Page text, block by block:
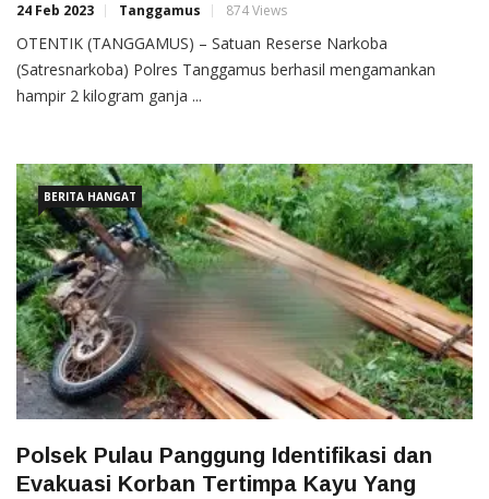
24 Feb 2023 Tanggamus 874 Views
OTENTIK (TANGGAMUS) – Satuan Reserse Narkoba
(Satresnarkoba) Polres Tanggamus berhasil mengamankan
hampir 2 kilogram ganja ...
BERITA HANGAT
Polsek Pulau Panggung Identifikasi dan
Evakuasi Korban Tertimpa Kayu Yang